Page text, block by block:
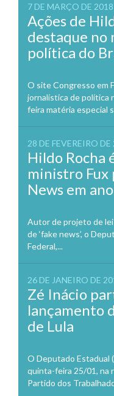
7 DE MARÇO DE 2018
Ações de
destaque no
política do
O site Congresso em
jornalística de política
feira matéria especial
28 DE FEVEREIRO DE
Hildo Rocha
ministro Fux
News em
Autor de projeto de
de ‘fake news’, o
Federal,...
26 DE JANEIRO DE
Zé Inácio
lançamento
de Lula
O Deputado Estadual
quinta-feira 25/01, na
Partido dos